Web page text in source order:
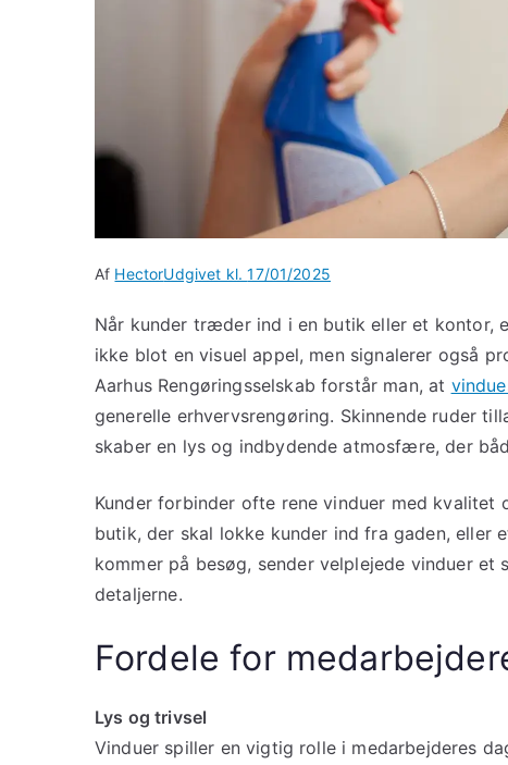
Af HectorUdgivet kl.17/01/2025
Når kunder træder ind i en butik eller et kontor,
ikke blot en visuel appel, men signalerer også
Aarhus Rengøringsselskab forstår man, at
generelle erhvervsrengøring. Skinnende ruder
skaber en lys og indbydende atmosfære, der
Kunder forbinder ofte rene vinduer med
butik, der skal lokke kunder ind fra gaden, eller
kommer på besøg, sender velplejede vinduer
detaljerne.
Fordele for
Lys og trivsel
Vinduer spiller en vigtig rolle i medarbejderes